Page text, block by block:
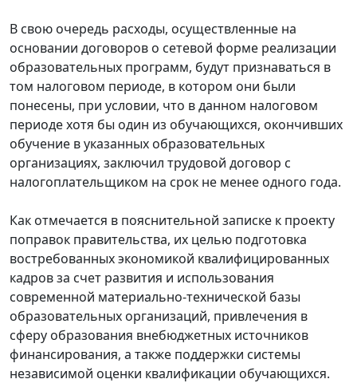
В свою очередь расходы, осуществленные на
основании договоров о сетевой форме реализации
образовательных программ, будут признаваться в
том налоговом периоде, в котором они были
понесены, при условии, что в данном налоговом
периоде хотя бы один из обучающихся, окончивших
обучение в указанных образовательных
организациях, заключил трудовой договор с
налогоплательщиком на срок не менее одного года.
Как отмечается в пояснительной записке к проекту
поправок правительства, их целью подготовка
востребованных экономикой квалифицированных
кадров за счет развития и использования
современной материально-технической базы
образовательных организаций, привлечения в
сферу образования внебюджетных источников
финансирования, а также поддержки системы
независимой оценки квалификации обучающихся.